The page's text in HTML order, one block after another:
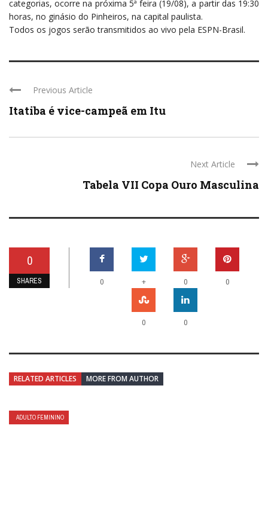
categorias, ocorre na próxima 5ª feira (19/08), a partir das 19:30
horas, no ginásio do Pinheiros, na capital paulista.
Todos os jogos serão transmitidos ao vivo pela ESPN-Brasil.
Previous Article
Itatiba é vice-campeã em Itu
Next Article
Tabela VII Copa Ouro Masculina
0
SHARES 0 + 0 0
0 0
RELATED ARTICLES MORE FROM AUTHOR
ADULTO FEMININO